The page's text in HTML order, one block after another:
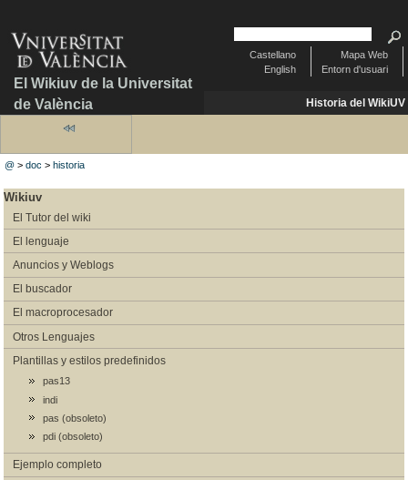
El Wikiuv de la Universitat
de València
Mapa Web
Entorn d'usuari
Castellano
English
Historia del WikiUV
@ >doc >historia
Wikiuv
El Tutor del wiki
El lenguaje
Anuncios y Weblogs
El buscador
El macroprocesador
Otros Lenguajes
Plantillas y estilos predefinidos
pas13
indi
pas (obsoleto)
pdi (obsoleto)
Ejemplo completo